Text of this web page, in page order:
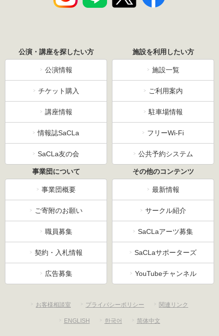
公演・講座を探したい方
公演情報
チケット購入
講座情報
情報誌SaCLa
SaCLa友の会
施設を利用したい方
施設一覧
ご利用案内
駐車場情報
フリーWi-Fi
公共予約システム
事業団について
事業団概要
ご寄附のお願い
職員募集
契約・入札情報
広告募集
その他のコンテンツ
最新情報
サークル紹介
SaCLaアーツ募集
SaCLaサポーターズ
YouTubeチャンネル
お客様相談室 プライバシーポリシー 関連リンク
ENGLISH 한국어 简体中文